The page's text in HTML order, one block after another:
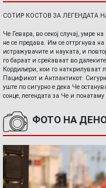
СОТИР КОСТОВ ЗА ЛЕГЕНДАТА
Че Гевара, во секој случај, умре
не се предава. Им се оттргнува на
истражувачите и науката, и
го бараат и среќаваат во
Кордиљери, кои го наткрилуваат
Пацификот и Антлантикот.
уште по сигурно е дека Че
сонце, легендата за Че и
ФОТО НА